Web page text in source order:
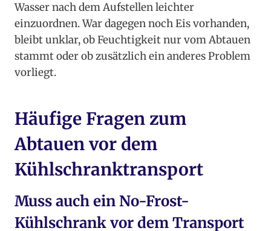
Wasser nach dem Aufstellen leichter
einzuordnen. War dagegen noch Eis vorhanden,
bleibt unklar, ob Feuchtigkeit nur vom Abtauen
stammt oder ob zusätzlich ein anderes Problem
vorliegt.
Häufige Fragen zum
Abtauen vor dem
Kühlschranktransport
Muss auch ein No-Frost-
Kühlschrank vor dem Transport